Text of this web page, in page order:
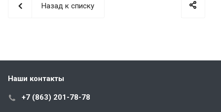
Назад к списку
Наши контакты
+7 (863) 201-78-78